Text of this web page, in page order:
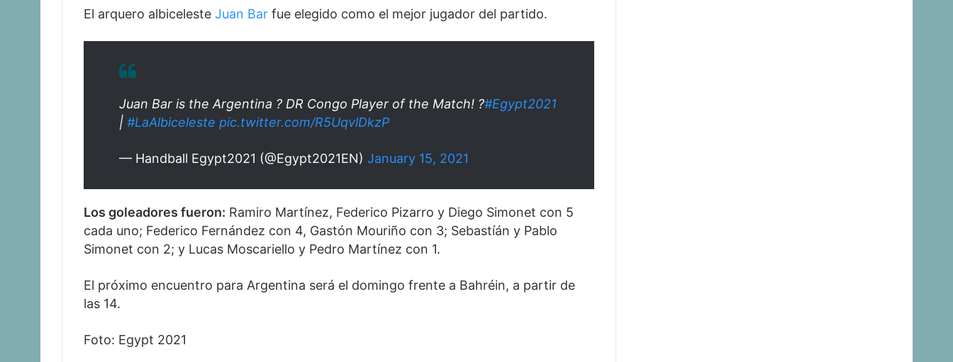
El arquero albiceleste Juan Bar fue elegido como el mejor jugador del partido.
Juan Bar is the Argentina ? DR Congo Player of the Match! ?#Egypt2021
| #LaAlbiceleste pic.twitter.com/R5UqvlDkzP
— Handball Egypt2021 (@Egypt2021EN) January 15, 2021
Los goleadores fueron: Ramiro Martínez, Federico Pizarro y Diego Simonet con 5
cada uno; Federico Fernández con 4, Gastón Mouriño con 3; Sebastíán y Pablo
Simonet con 2; y Lucas Moscariello y Pedro Martínez con 1.
El próximo encuentro para Argentina será el domingo frente a Bahréin, a partir de
las 14.
Foto: Egypt 2021